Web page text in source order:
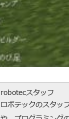
robotecスタッフ
ロボテックのスタッ